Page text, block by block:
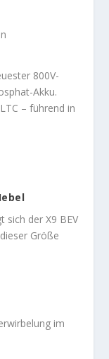
800V-
Akku.
– führend in
sich der X9 BEV
Größe
im